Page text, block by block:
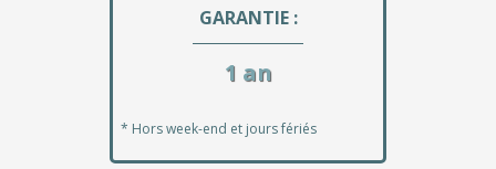
GARANTIE :
1 an
* Hors week-end et jours fériés